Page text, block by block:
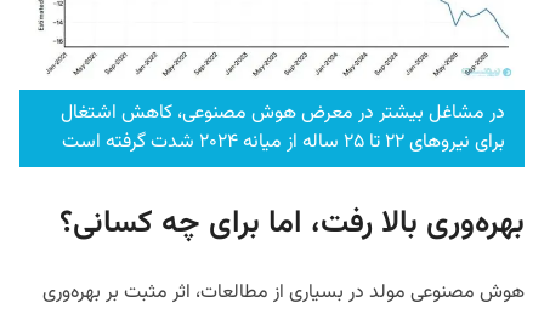
در مشاغل بیشتر در معرض هوش مصنوعی، کاهش اشتغال
برای نیروهای ۲۲ تا ۲۵ ساله از میانه ۲۰۲۴ شدت گرفته است
بهره‌وری بالا رفت، اما برای چه کسانی؟
هوش مصنوعی مولد در بسیاری از مطالعات، اثر مثبت بر بهره‌وری